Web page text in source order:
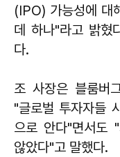
(IPO) 가능성에 대
데 하나"라고 밝혔
다.
조 사장은 블룸버
"글로벌 투자자들
으로 안다"면서도
않았다"고 말했다.